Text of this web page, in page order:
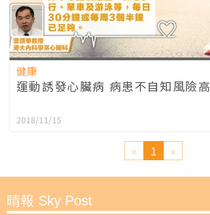
健康
運動誘發心臟病 病患不自知風險高
2018/11/15
« 1 »
晴報 Sky Post